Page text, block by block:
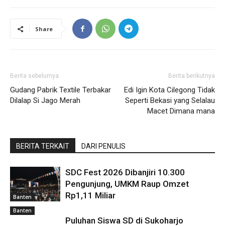
Share
Berita sebelumya
Gudang Pabrik Textile Terbakar
Dilalap Si Jago Merah
Berita berikutnya
Edi Igin Kota Cilegong Tidak
Seperti Bekasi yang Selalau
Macet Dimana mana
BERITA TERKAIT DARI PENULIS
Banten
SDC Fest 2026 Dibanjiri 10.300
Pengunjung, UMKM Raup Omzet
Rp1,11 Miliar
Banten
Puluhan Siswa SD di Sukoharjo